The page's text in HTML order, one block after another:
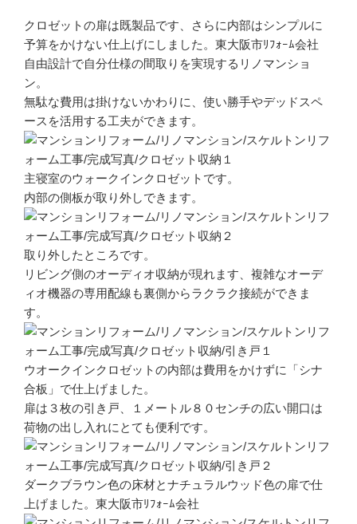
クロゼットの扉は既製品です、さらに内部はシンプルに
予算をかけない仕上げにしました。東大阪市ﾘﾌｫｰﾑ会社
自由設計で自分仕様の間取りを実現するリノマンショ
ン。
無駄な費用は掛けないかわりに、使い勝手やデッドスペ
ースを活用する工夫ができます。
主寝室のウォークインクロゼットです。
内部の側板が取り外しできます。
取り外したところです。
リビング側のオーディオ収納が現れます、複雑なオーデ
ィオ機器の専用配線も裏側からラクラク接続ができま
す。
ウオークインクロゼットの内部は費用をかけずに「シナ
合板」で仕上げました。
扉は３枚の引き戸、１メートル８０センチの広い開口は
荷物の出し入れにとても便利です。
ダークブラウン色の床材とナチュラルウッド色の扉で仕
上げました。東大阪市ﾘﾌｫｰﾑ会社